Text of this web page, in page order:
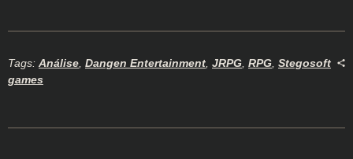
Tags: Análise Dangen Entertainment JRPG RPG Stegosoft
games